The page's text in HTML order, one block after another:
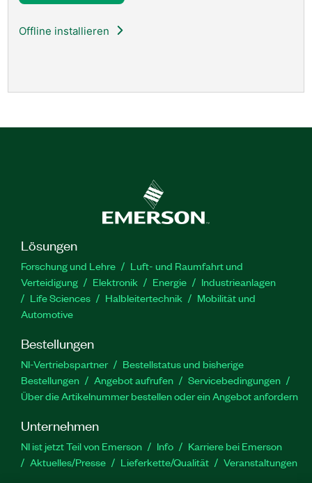
Offline installieren
Lösungen
Forschung und Lehre
Luft- und Raumfahrt und
Verteidigung
Elektronik Energie
Industrieanlagen
Life Sciences
Halbleitertechnik
Mobilität und
Automotive
Bestellungen
NI-Vertriebspartner
Bestellstatus und bisherige
Bestellungen
Angebot aufrufen
Servicebedingungen
Über die Artikelnummer bestellen oder ein Angebot anfordern
Unternehmen
NI ist jetzt Teil von Emerson Info
Karriere bei Emerson
Aktuelles/Presse
Lieferkette/Qualität Veranstaltungen